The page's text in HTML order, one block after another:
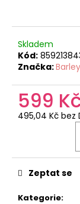
Skladem
Kód:
Značka:Barley
599
495,04 Kč bez
Kategorie:
Zeptat se
D
o
p
o
r
u
m
e